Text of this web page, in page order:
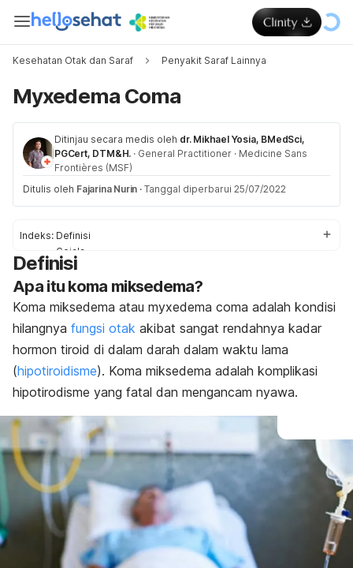
Kesehatan Otak dan Saraf Penyakit Saraf Lainnya
Myxedema Coma
Ditinjau secara medis oleh dr. Mikhael Yosia, BMedSci,
PGCert, DTM&H. · General Practitioner · Medicine Sans
Frontières (MSF)
Ditulis oleh Fajarina Nurin · Tanggal diperbarui 25/07/2022
Indeks: Definisi
Gejala
Penyebab
Diagnosis
Pencegahan
Definisi
Apa itu koma miksedema?
Koma miksedema atau myxedema coma adalah kondisi
hilangnya fungsi otak akibat sangat rendahnya kadar
hormon tiroid di dalam darah dalam waktu lama
(hipotiroidisme). Koma miksedema adalah komplikasi
hipotirodisme yang fatal dan mengancam nyawa.